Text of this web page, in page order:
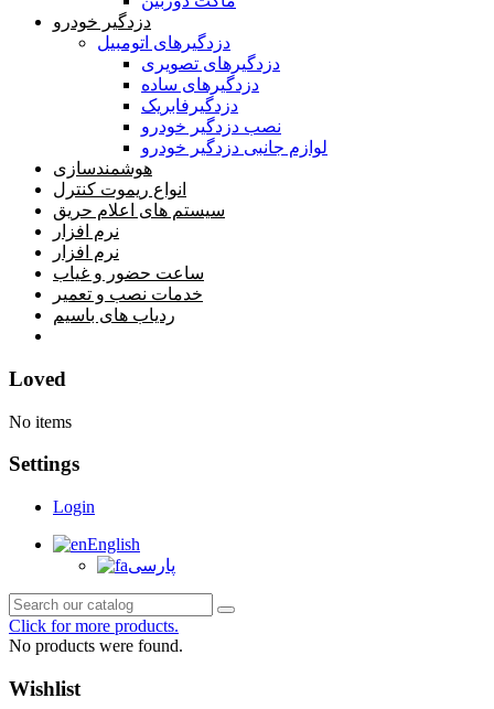
دزدگیر خودرو
دزدگیرهای اتومبیل
دزدگیرهای تصویری
دزدگیرهای ساده
دزدگیرفابریک
نصب دزدگیر خودرو
لوازم جانبی دزدگیر خودرو
هوشمندسازی
انواع ریموت کنترل
سیستم های اعلام حریق
نرم افزار
نرم افزار
ساعت حضور و غیاب
خدمات نصب و تعمیر
ردیاب های باسیم
Loved
No items
Settings
Login
English
پارسی
Click for more products.
No products were found.
Wishlist